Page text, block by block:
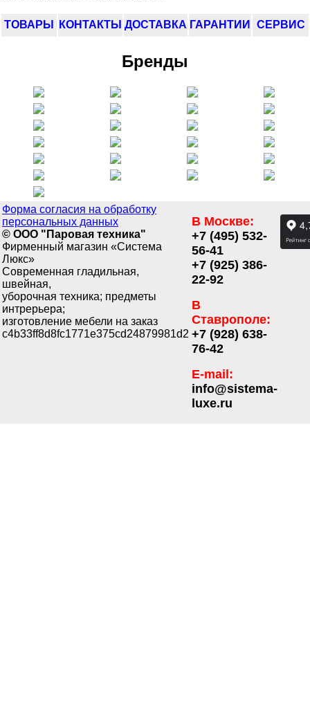
ТОВАРЫ КОНТАКТЫ ДОСТАВКА ГАРАНТИИ СЕРВИС
Бренды
Форма согласия на обработку
персональных данных
© ООО "Паровая техника"
Фирменный магазин «Система
Люкс»
Современная гладильная,
швейная,
уборочная техника; предметы
интрерьера;
изготовление мебели на заказ
c4b33ff8d8fc1771e375cd24879981d2
В Москве:
+7 (495) 532-
56-41
+7 (925) 386-
22-92
В
Ставрополе:
+7 (928) 638-
76-42
E-mail:
info@sistema-
luxe.ru